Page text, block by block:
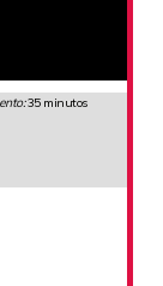
35 minutos